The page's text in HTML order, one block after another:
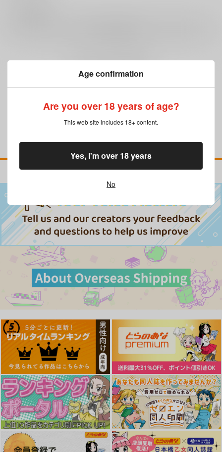
Age confirmation
Are you over 18 years of age?
This web site includes 18+ content.
No
Yes, I'm over 18 years